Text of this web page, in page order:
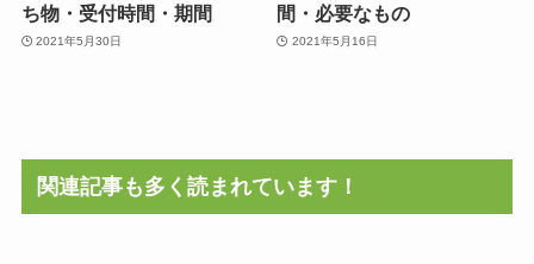
ち物・受付時間・期間
2021年5月30日
間・必要なもの
2021年5月16日
関連記事も多く読まれています！